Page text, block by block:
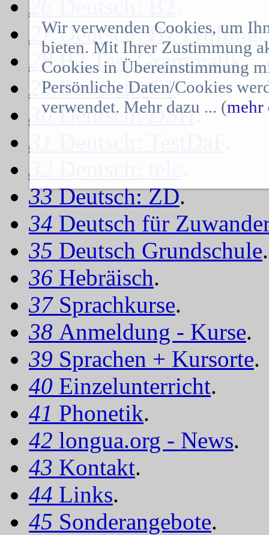
26
Deutsch: B2
27Deutsch: B2 Prüfung.
28B2 Test Grammatik.
29Deutsch: C1.
30Deutsch: DSH.
31
32
33Deutsch: ZD.
34 Deutsch für
35 Deutsch Grundschule.
36 Hebräisch.
37 Sprachkurse.
38 Anmeldung - Kurse.
39 Sprachen + Kursorte.
40 Einzelunterricht.
41 Phonetik.
42 longua.org - News.
43 Kontakt.
44 Links.
45 Sonderangebote.
Wir verwenden Cookies, um
bieten. Mit Ihrer Zustimmung
Cookies in Übereinstimmung
Persönliche Daten/Cookies
verwendet. Mehr dazu ... (mehr